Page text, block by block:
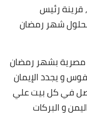
التعليمية
رئيس
شهر رمضان
بشهر رمضان
و يجدد الإيمان
في كل بيت علي
و البركات